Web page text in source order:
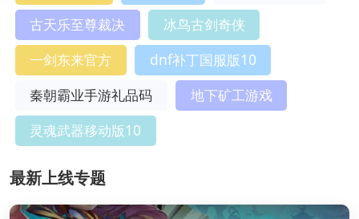
古天乐至尊裁决
冰鸟古剑奇侠
一剑东来官方
dnf补丁国服版10
秦朝霸业手游礼品码
地下矿工游戏
灵魂武器移动版10
最新上线专题